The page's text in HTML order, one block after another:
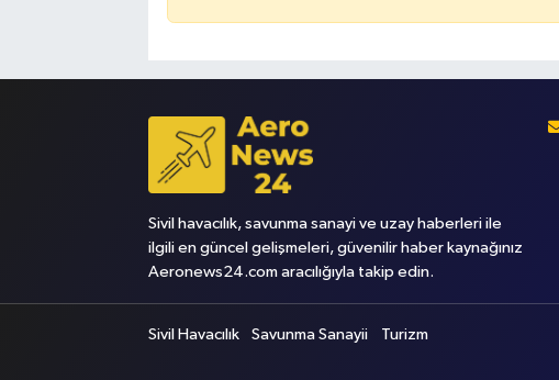
Sivil havacılık, savunma sanayi ve uzay haberleri ile
ilgili en güncel gelişmeleri, güvenilir haber kaynağınız
Aeronews24.com aracılığıyla takip edin.
Sivil Havacılık Savunma Sanayii Turizm